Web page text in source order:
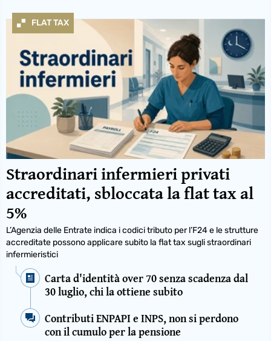
FLAT TAX
Straordinari infermieri privati
accreditati, sbloccata la flat tax al
5%
L’Agenzia delle Entrate indica i codici tributo per l’F24 e le strutture
accreditate possono applicare subito la flat tax sugli straordinari
infermieristici
Carta d'identità over 70 senza scadenza dal
30 luglio, chi la ottiene subito
Contributi ENPAPI e INPS, non si perdono
con il cumulo per la pensione